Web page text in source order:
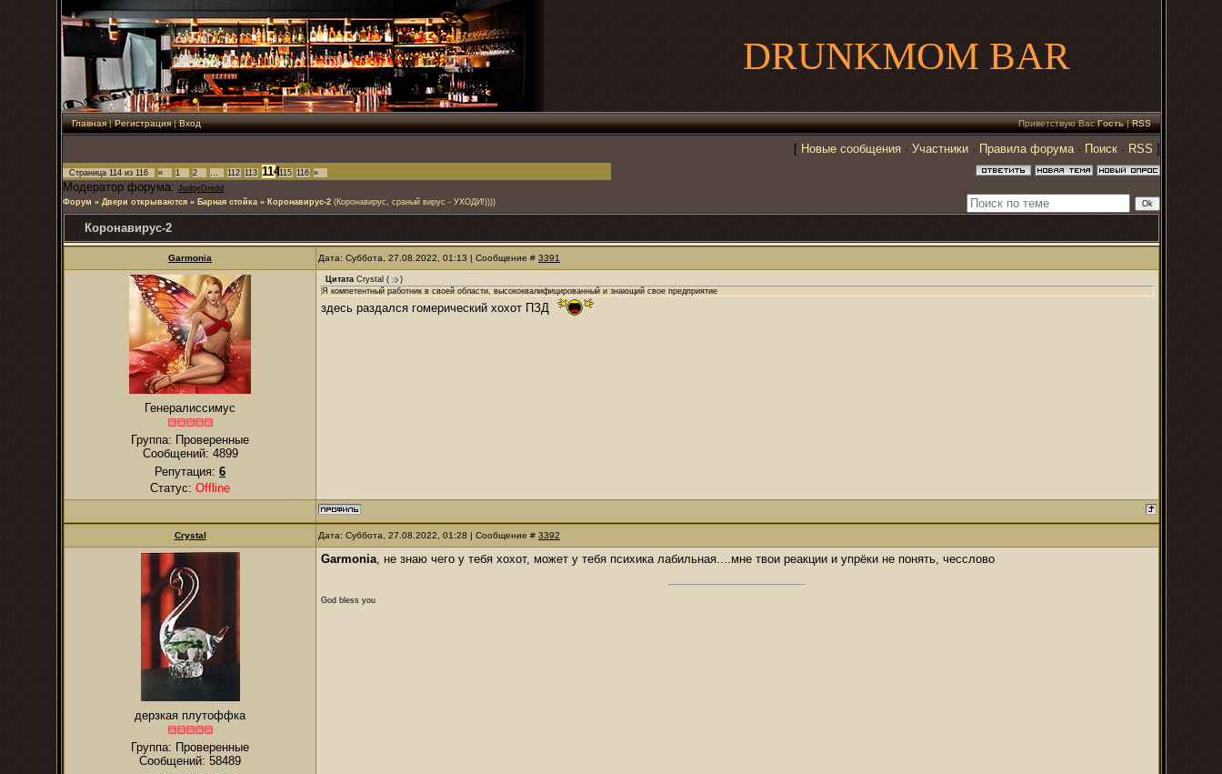
DRUNKMOM BAR
Главная|Регистрация|Вход Приветствую Вас Гость|RSS
[ Новые сообщения · Участники · Правила форума· Поиск · RSS ]
Страница 114 из 116 « 1 2 … 112 113 114115 116 »
Модератор форума: JudgeDredd
Форум » Двери открываются » Барная стойка » Коронавирус-2 (Коронавирус, сраный вирус - УХОДИ!))))
Коронавирус-2
Garmonia Дата: Суббота, 27.08.2022, 01:13 | Сообщение # 3391
Генералиссимус
Группа: Проверенные
Сообщений: 4899
Репутация: 6
Статус: Offline
Цитата Crystal (
)
Я компетентный работник в своей области, высококвалифицированный и знающий свое предприятие
здесь раздался гомерический хохот ПЗД
Crystal Дата: Суббота, 27.08.2022, 01:28 | Сообщение # 3392
дерзкая плутоффка
Группа: Проверенные
Сообщений: 58489
Garmonia, не знаю чего у тебя хохот, может у тебя психика лабильная....мне твои реакции и упрёки не понять, чесслово
God bless you